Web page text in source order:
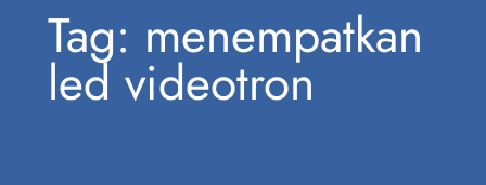
Tag: menempatkan
led videotron